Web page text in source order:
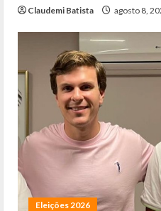
Claudemi Batista agosto 8,
Eleições 2026